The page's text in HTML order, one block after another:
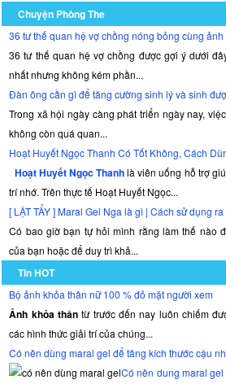
Chuyện Phòng The
36 tư thế quan hệ vợ chồng nóng bỏng cùng
36 tư thế quan hệ vợ chồng được gợi ý dưới
nhất nhưng không kém phần...
Đàn ông cần gì để tăng cường sinh lý và sinh
Trong xã hội ngày càng phát triển ngày nay,
không còn quá quan...
Hoạt Huyết Ngọc Thanh Có Tốt Không, Cách
Hoạt Huyết Ngọc Thanhlà viên uống hỗ trợ
trí nhớ. Trên thực tế Hoạt Huyết Ngọc...
[ LẬT TẨY ] Maral Gel Nga là gì | Cách sử dụng
Có bao giờ bạn tự hỏi mình rằng làm thế nào
của bạn hoặc để duy trì khả...
Tin HOT
Bộ ảnh khỏa thân nữ 100 % đỏ mặt người xem
Ảnh khỏa thântừ trước đến nay luôn chiếm
các hình thức giải trí của chúng...
Có nên dùng maral gel để tăng kích thước cậu
Có nên dung maral